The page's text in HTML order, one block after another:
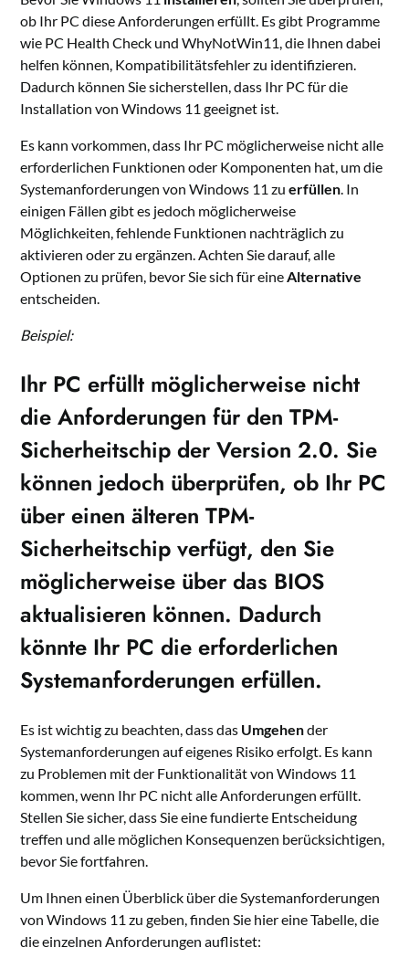
ob Ihr PC diese Anforderungen erfüllt. Es gibt Programme
wie PC Health Check und WhyNotWin11, die Ihnen dabei
helfen können, Kompatibilitätsfehler zu identifizieren.
Dadurch können Sie sicherstellen, dass Ihr PC für die
Installation von Windows 11 geeignet ist.
Es kann vorkommen, dass Ihr PC möglicherweise nicht alle
erforderlichen Funktionen oder Komponenten hat, um die
Systemanforderungen von Windows 11 zuerfüllen. In
einigen Fällen gibt es jedoch möglicherweise
Möglichkeiten, fehlende Funktionen nachträglich zu
aktivieren oder zu ergänzen. Achten Sie darauf, alle
Optionen zu prüfen, bevor Sie sich für eineAlternative
entscheiden.
Beispiel:
Ihr PC erfüllt möglicherweise nicht
die Anforderungen für den TPM-
Sicherheitschip der Version 2.0. Sie
können jedoch überprüfen, ob Ihr PC
über einen älteren TPM-
Sicherheitschip verfügt, den Sie
möglicherweise über das BIOS
aktualisieren können. Dadurch
könnte Ihr PC die erforderlichen
Systemanforderungenerfüllen.
Es ist wichtig zu beachten, dass das Umgehender
Systemanforderungen auf eigenes Risiko erfolgt. Es kann
zu Problemen mit der Funktionalität von Windows 11
kommen, wenn Ihr PC nicht alle Anforderungen erfüllt.
Stellen Sie sicher, dass Sie eine fundierte Entscheidung
treffen und alle möglichen Konsequenzen berücksichtigen,
bevor Sie fortfahren.
Um Ihnen einen Überblick über die Systemanforderungen
von Windows 11 zu geben, finden Sie hier eine Tabelle, die
die einzelnen Anforderungen auflistet: